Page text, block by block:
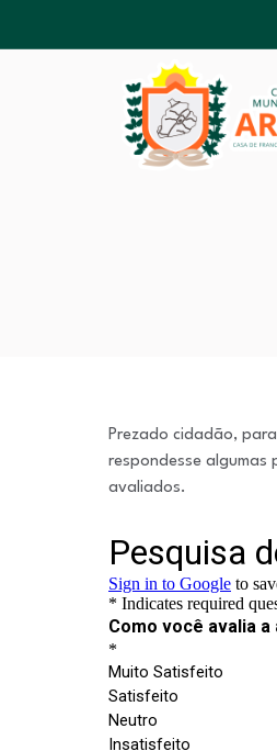
Prezado cidadão,
respondesse algumas
avaliados.